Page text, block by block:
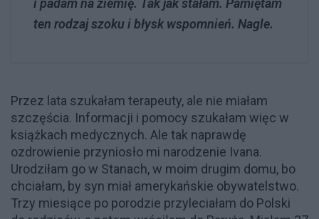
i padam na ziemię. Tak jak stałam. Pamiętam
ten rodzaj szoku i błysk wspomnień. Nagle.
Przez lata szukałam terapeuty, ale nie miałam
szczęścia. Informacji i pomocy szukałam więc w
książkach medycznych. Ale tak naprawdę
ozdrowienie przyniosło mi narodzenie Ivana.
Urodziłam go w Stanach, w moim drugim domu, bo
chciałam, by syn miał amerykańskie obywatelstwo.
Trzy miesiące po porodzie przyleciałam do Polski